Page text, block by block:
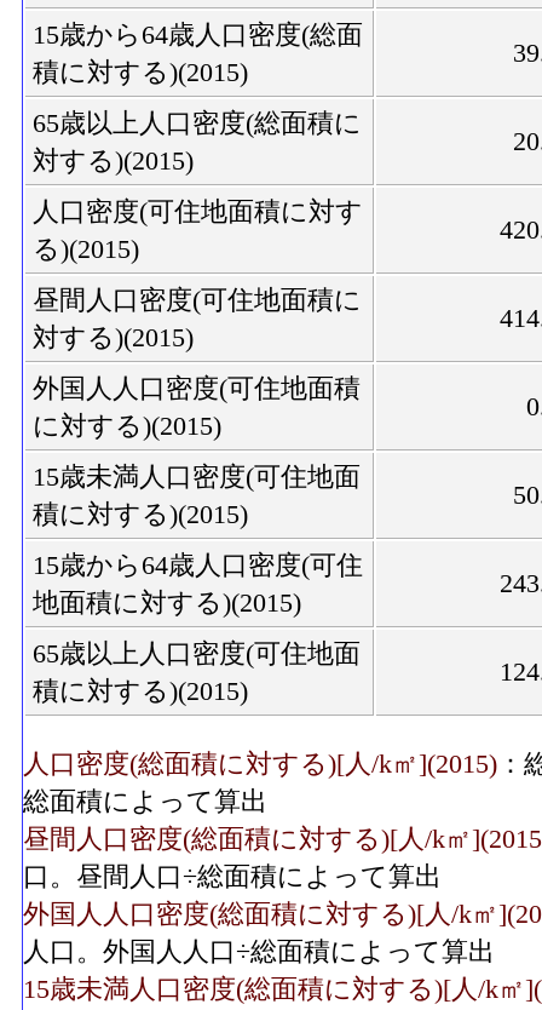
15歳から64歳人口密度(総面
積に対する)(2015)
65歳以上人口密度(総面積に
対する)(2015)
人口密度(可住地面積に対す
る)(2015)
昼間人口密度(可住地面積に
対する)(2015)
外国人人口密度(可住地面積
に対する)(2015)
15歳未満人口密度(可住地面
積に対する)(2015)
15歳から64歳人口密度(可住
地面積に対する)(2015)
65歳以上人口密度(可住地面
積に対する)(2015)
人口密度(総面積に対する)[人/k㎡](2015) ：
総面積によって算出
昼間人口密度(総面積に対する)[人/k㎡
口。昼間人口÷総面積によって算出
外国人人口密度(総面積に対する)[人/k㎡
人口。外国人人口÷総面積によって算出
15歳未満人口密度(総面積に対する)[人/k㎡